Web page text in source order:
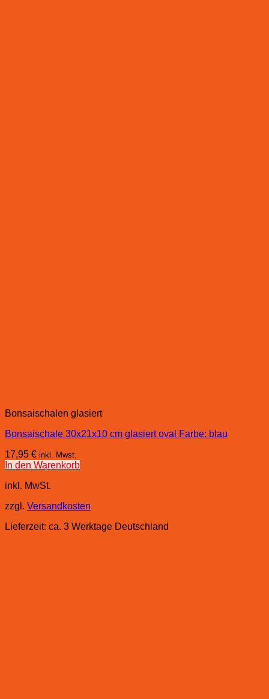
Bonsaischalen glasiert
Bonsaischale 30x21x10 cm glasiert oval Farbe: blau
17,95 € inkl. Mwst.
In den Warenkorb
inkl. MwSt.
zzgl. Versandkosten
Lieferzeit: ca. 3 Werktage Deutschland